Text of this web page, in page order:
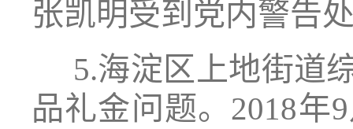
张凯明受到党内警告
5.海淀区上地街道
品礼金问题。2018年